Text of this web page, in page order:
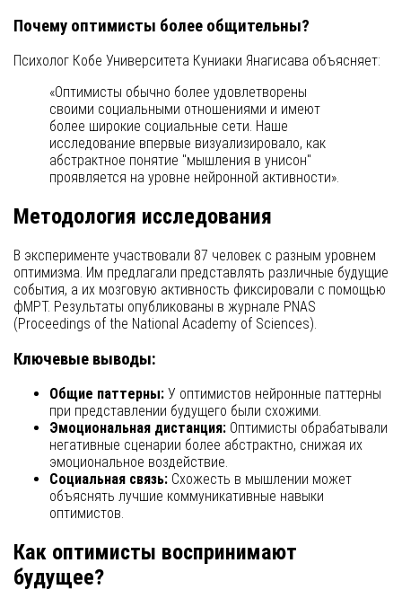
Почему оптимисты более общительны?
Психолог Кобе Университета Куниаки Янагисава объясняет:
«Оптимисты обычно более удовлетворены
своими социальными отношениями и имеют
более широкие социальные сети. Наше
исследование впервые визуализировало, как
абстрактное понятие "мышления в унисон"
проявляется на уровне нейронной активности».
Методология исследования
В эксперименте участвовали 87 человек с разным уровнем
оптимизма. Им предлагали представлять различные будущие
события, а их мозговую активность фиксировали с помощью
фМРТ. Результаты опубликованы в журнале PNAS
(Proceedings of the National Academy of Sciences).
Ключевые выводы:
Общие паттерны: У оптимистов нейронные паттерны
при представлении будущего были схожими.
Эмоциональная дистанция: Оптимисты обрабатывали
негативные сценарии более абстрактно, снижая их
эмоциональное воздействие.
Социальная связь: Схожесть в мышлении может
объяснять лучшие коммуникативные навыки
оптимистов.
Как оптимисты воспринимают
будущее?